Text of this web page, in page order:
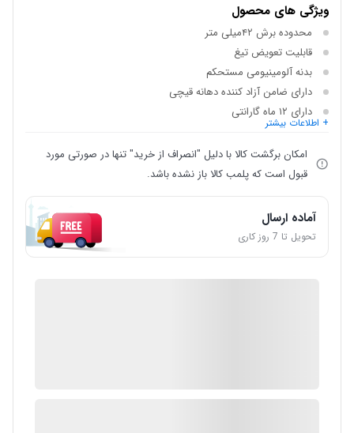
ویژگی های محصول
محدوده برش ۴۲میلی متر
قابلیت تعویض تیغ
بدنه آلومینیومی مستحکم
دارای ضامن آزاد کننده دهانه قیچی
دارای ۱۲ ماه گارانتی
+ اطلاعات بیشتر
امکان برگشت کالا با دلیل "انصراف از خرید" تنها در صورتی مورد
قبول است که پلمب کالا باز نشده باشد.
آماده ارسال
تحویل تا 7 روز کاری